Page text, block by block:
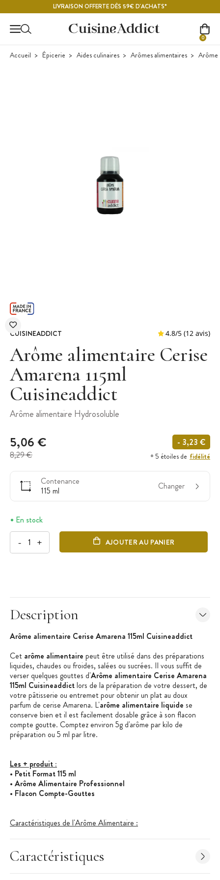
LIVRAISON OFFERTE DÈS 59€ D'ACHATS*
0
Accueil Épicerie Aides culinaires Arômes alimentaires Arôme
CUISINEADDICT
Arôme alimentaire Cerise
Amarena 115ml
Cuisineaddict
Arôme alimentaire Hydrosoluble
5,06 €
8,29 €
- 3,23 €
+ 5 étoiles de fidélité
Contenance
115 ml
Changer
En stock
- + AJOUTER AU PANIER
Description
Arôme alimentaire Cerise Amarena 115ml Cuisineaddict
Cet arôme alimentaire peut être utilisé dans des préparations
liquides, chaudes ou froides, salées ou sucrées. Il vous suffit de
verser quelques gouttes d'Arôme alimentaire Cerise Amarena
115ml Cuisineaddictlors de la préparation de votre dessert, de
votre pâtisserie ou entremet pour obtenir un plat au doux
parfum de cerise Amarena. L'arôme alimentaire liquide se
conserve bien et il est facilement dosable grâce à son flacon
compte goutte. Comptez environ 5g d'arôme par kilo de
préparation ou 5 ml par litre.
Les + produit :
• Petit Format 115 ml
• Arôme Alimentaire Professionnel
• Flacon Compte-Gouttes
Caractéristiques de l'Arôme Alimentaire :
• Saveur :Cerise Amarena
• Arôme Naturel : Non
• Arôme Hydrosoluble
• Conditionnement : 115 ml
Caractéristiques